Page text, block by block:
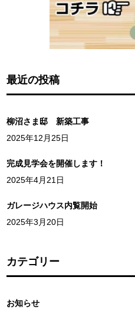
最近の投稿
柳沼さま邸 新築工事
2025年12月25日
完成見学会を開催します！
2025年4月21日
ガレージハウス内覧開始
2025年3月20日
カテゴリー
お知らせ